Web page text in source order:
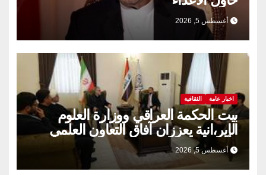
أغسطس 5, 2026
اخبار عامة الثقافية
بيت الحكمة العراقي ووزارة العلوم
الإير،انية يعززان آفاق التعاون العلمي
والثقافي.
أغسطس 5, 2026